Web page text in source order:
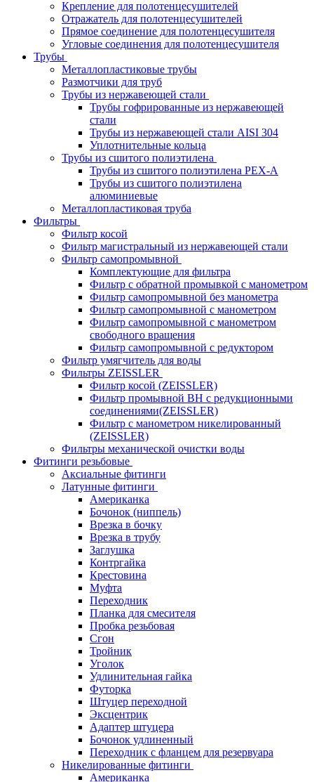
Крепление для полотенцесушителей
Отражатель для полотенцесушителей
Прямое соединение для полотенцесушителя
Угловые соединения для полотенцесушителя
Трубы
Металлопластиковые трубы
Размотчики для труб
Трубы из нержавеющей стали
Трубы гофрированные из нержавеющей
стали
Трубы из нержавеющей стали AISI 304
Уплотнительные кольца
Трубы из сшитого полиэтилена
Трубы из сшитого полиэтилена PEX-A
Трубы из сшитого полиэтилена
алюминиевые
Металлопластиковая труба
Фильтры
Фильтр косой
Фильтр магистральный из нержавеющей стали
Фильтр самопромывной
Комплектующие для фильтра
Фильтр с обратной промывкой c манометром
Фильтр самопромывной без манометра
Фильтр самопромывной с манометром
Фильтр самопромывной с манометром
свободного вращения
Фильтр самопромывной с редуктором
Фильтр умягчитель для воды
Фильтры ZEISSLER
Фильтр косой (ZEISSLER)
Фильтр промывной ВН с редукционными
соединениями(ZEISSLER)
Фильтр с манометром никелированный
(ZEISSLER)
Фильтры механической очистки воды
Фитинги резьбовые
Аксиальные фитинги
Латунные фитинги
Американка
Бочонок (ниппель)
Врезка в бочку
Врезка в трубу
Заглушка
Контргайка
Крестовина
Муфта
Переходник
Планка для смесителя
Пробка резьбовая
Сгон
Тройник
Уголок
Удлинительная гайка
Футорка
Штуцер переходной
Эксцентрик
Адаптер штуцера
Бочонок удлиненный
Переходник с фланцем для резервуара
Никелированные фитинги
Американка